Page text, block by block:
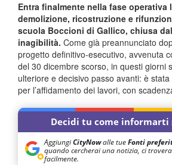
Entra finalmente nella fase operativa
demolizione, ricostruzione e
scuola Boccioni di Gallico, chiusa
inagibilità. Come già preannunciato
progetto definitivo-esecutivo, avvenuta
del 30 dicembre scorso, in questi giorni
ulteriore e decisivo passo avanti: è
per l’affidamento dei lavori, con
Decidi tu come informarti
AggiungiCityNowalle tueFonti
quando cercherai una notizia, ci
facilmente.